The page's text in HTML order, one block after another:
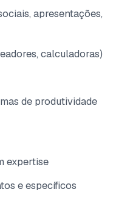
apresentações,
calculadoras)
de produtividade
expertise
e específicos